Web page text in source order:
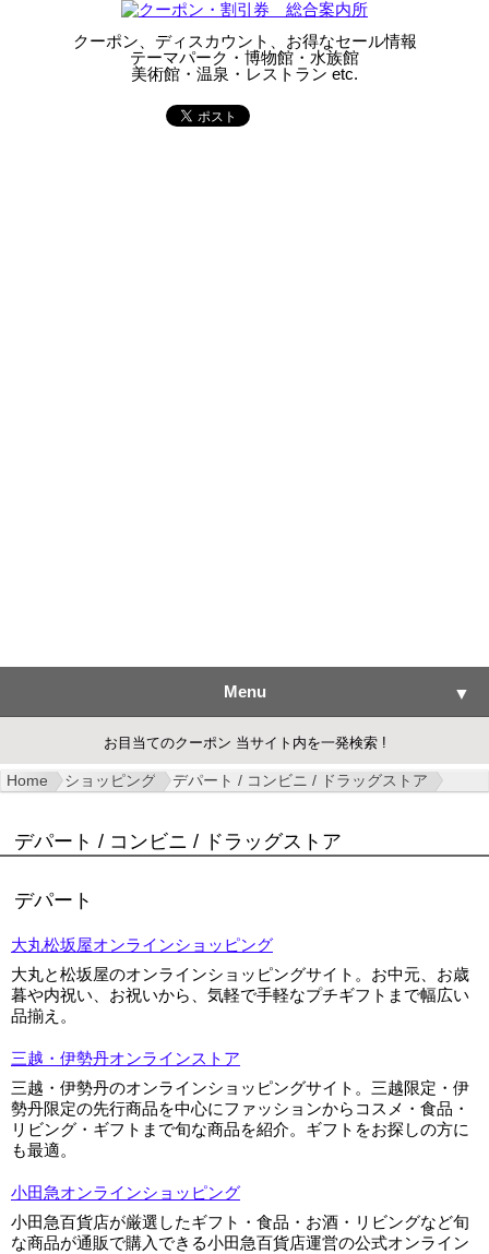
クーポン、ディスカウント、お得なセール情報
テーマパーク・博物館・水族館
美術館・温泉・レストラン etc.
Menu ▼
▼
お目当てのクーポン 当サイト内を一発検索 !
Home ショッピング デパート / コンビニ / ドラッグストア
デパート / コンビニ / ドラッグストア
デパート
大丸松坂屋オンラインショッピング
大丸と松坂屋のオンラインショッピングサイト。お中元、お歳
暮や内祝い、お祝いから、気軽で手軽なプチギフトまで幅広い
品揃え。
三越・伊勢丹オンラインストア
三越・伊勢丹のオンラインショッピングサイト。三越限定・伊
勢丹限定の先行商品を中心にファッションからコスメ・食品・
リビング・ギフトまで旬な商品を紹介。ギフトをお探しの方に
も最適。
小田急オンラインショッピング
小田急百貨店が厳選したギフト・食品・お酒・リビングなど旬
な商品が通販で購入できる小田急百貨店運営の公式オンライン